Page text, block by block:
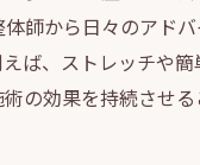
師から日々のアド
ば、ストレッチや
の効果を持続させ